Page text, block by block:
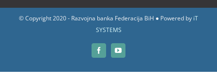
© Copyright 2020 - Razvojna banka Federacija BiH ● Powered by iT
SYSTEMS
FacebookYouTube